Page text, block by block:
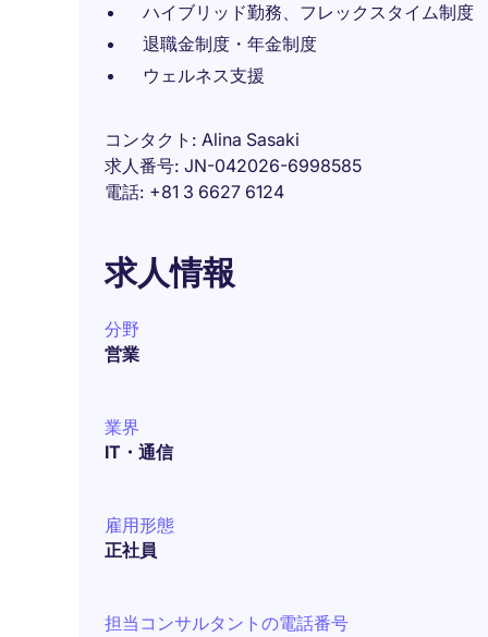
ハイブリッド勤務、フレックスタイム制度
退職金制度・年金制度
ウェルネス支援
コンタクト
Alina Sasaki
求人番号 JN-042026-6998585
電話 +81 3 6627 6124
求人情報
分野
営業
業界
IT・通信
雇用形態
正社員
担当コンサルタントの電話番号